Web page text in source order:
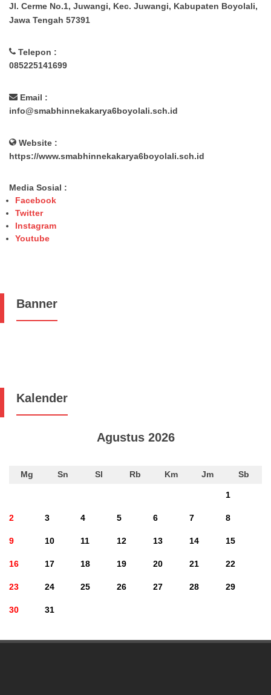
Jl. Cerme No.1, Juwangi, Kec. Juwangi, Kabupaten Boyolali,
Jawa Tengah 57391
Telepon :
085225141699
Email :
info@smabhinnekakarya6boyolali.sch.id
Website :
https://www.smabhinnekakarya6boyolali.sch.id
Media Sosial :
Facebook
Twitter
Instagram
Youtube
Banner
Kalender
Agustus 2026
Mg Sn Sl Rb Km Jm Sb
1
2 3 4 5 6 7 8
9 10 11 12 13 14 15
16 17 18 19 20 21 22
23 24 25 26 27 28 29
30 31